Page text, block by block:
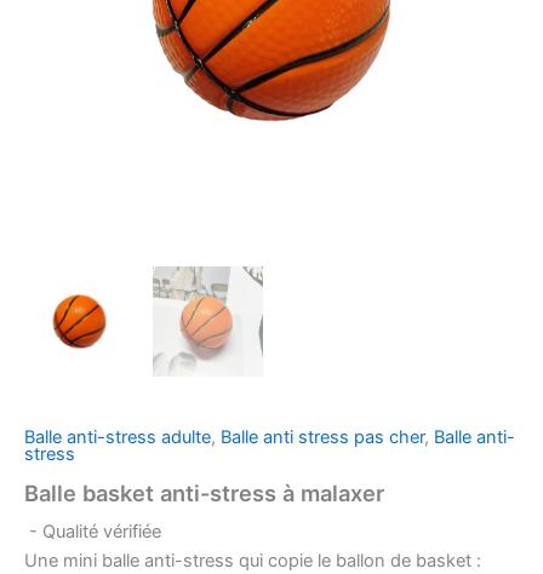
Balle anti-stress adulte, Balle anti stress pas cher, Balle anti-
stress
Balle basket anti-stress à malaxer
- Qualité vérifiée
Une mini balle anti-stress qui copie le ballon de basket :